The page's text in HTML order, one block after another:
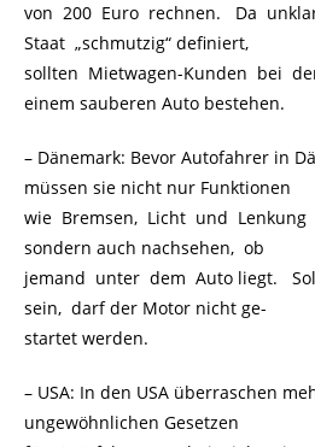
von 200 Euro rechnen. Da
Staat „schmutzig“ definiert,
sollten Mietwagen-Kunden bei
einem sauberen Auto bestehen.
– Dänemark: Bevor Autofahrer in
müssen sie nicht nur Funktionen
wie Bremsen, Licht und
sondern auch nachsehen, ob
jemand unter dem Auto liegt.
sein, darf der Motor nicht ge-
startet werden.
– USA: In den USA überraschen
ungewöhnlichen Gesetzen